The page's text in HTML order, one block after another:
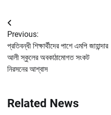
Post
navigation
Previous:
প্রতিবন্ধী শিক্ষার্থীদের পাশে এমপি জাহান্দার
আলী স্কুলের অবকাঠামোগত সংকট
নিরসনের আশ্বাস
Related News